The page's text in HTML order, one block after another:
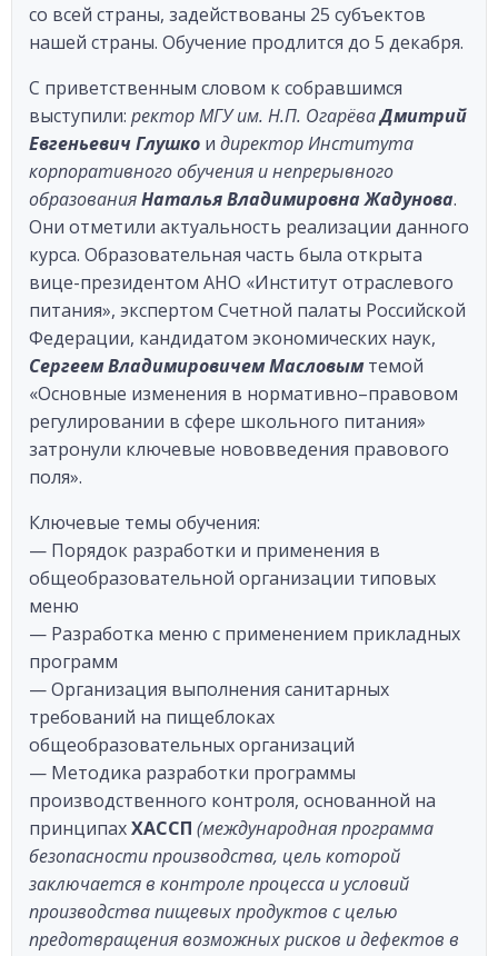
со всей страны, задействованы 25 субъектов
нашей страны. Обучение продлится до 5 декабря.
С приветственным словом к собравшимся
выступили: ректор МГУ им. Н.П. ОгарёваДмитрий
Евгеньевич Глушко и директор Института
корпоративного обучения и непрерывного
образованияНаталья Владимировна Жадунова.
Они отметили актуальность реализации данного
курса. Образовательная часть была открыта
вице-президентом АНО «Институт отраслевого
питания», экспертом Счетной палаты Российской
Федерации, кандидатом экономических наук,
Сергеем Владимировичем Масловымтемой
«Основные изменения в нормативно–правовом
регулировании в сфере школьного питания»
затронули ключевые нововведения правового
поля».
Ключевые темы обучения:
— Порядок разработки и применения в
общеобразовательной организации типовых
меню
— Разработка меню с применением прикладных
программ
— Организация выполнения санитарных
требований на пищеблоках
общеобразовательных организаций
— Методика разработки программы
производственного контроля, основанной на
принципахХАССП (международная программа
безопасности производства, цель которой
заключается в контроле процесса и условий
производства пищевых продуктов с целью
предотвращения возможных рисков и дефектов в